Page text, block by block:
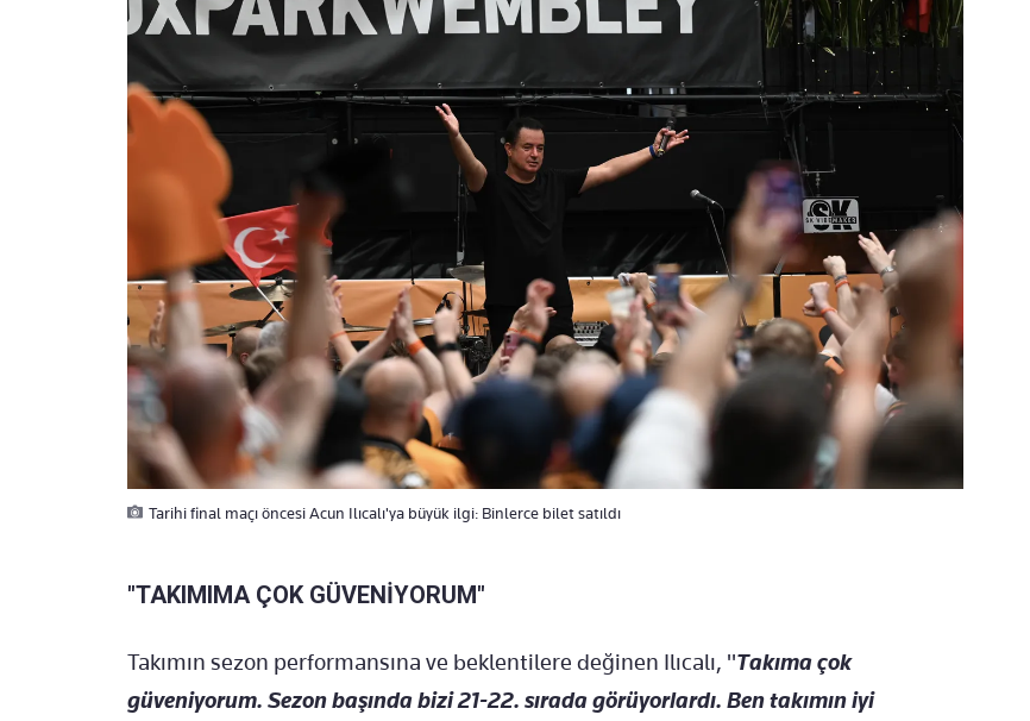
Tarihi final maçı öncesi Acun Ilıcalı'ya büyük ilgi: Binlerce bilet satıldı
"TAKIMIMA ÇOK GÜVENİYORUM"
Takımın sezon performansına ve beklentilere değinen Ilıcalı, "Takıma çok
güveniyorum. Sezon başında bizi 21-22. sırada görüyorlardı. Ben takımın iyi